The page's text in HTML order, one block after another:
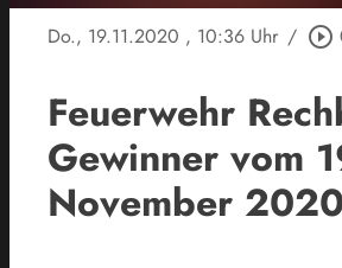
Do., 19.11.2020 , 10:36 Uhr / play_circle_outline
Feuerwehr
Gewinner vom
November 2020